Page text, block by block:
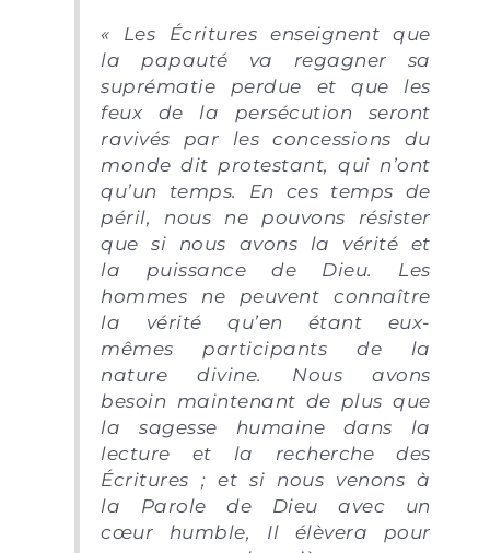
« Les Écritures enseignent que
la papauté va regagner sa
suprématie perdue et que les
feux de la persécution seront
ravivés par les concessions du
monde dit protestant, qui n’ont
qu’un temps. En ces temps de
péril, nous ne pouvons résister
que si nous avons la vérité et
la puissance de Dieu. Les
hommes ne peuvent connaître
la vérité qu’en étant eux-
mêmes participants de la
nature divine. Nous avons
besoin maintenant de plus que
la sagesse humaine dans la
lecture et la recherche des
Écritures ; et si nous venons à
la Parole de Dieu avec un
cœur humble, Il élèvera pour